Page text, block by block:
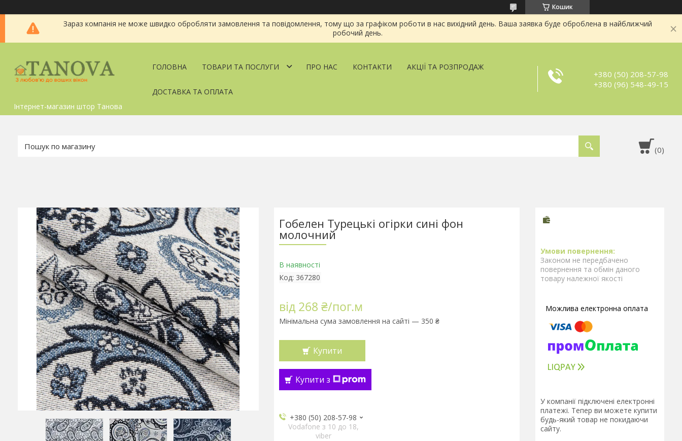
Кошик
Зараз компанія не може швидко обробляти замовлення та повідомлення, тому що за графіком роботи в нас вихідний день. Ваша заявка буде оброблена в найближчий
робочий день.
Інтернет-магазин штор Танова
ГОЛОВНА ТОВАРИ ТА ПОСЛУГИ ПРО НАС КОНТАКТИ АКЦІЇ ТА РОЗПРОДАЖ
ДОСТАВКА ТА ОПЛАТА
+380 (50) 208-57-98
+380 (96) 548-49-15
Гобелен Турецькі огірки сині фон
молочний
В наявності
Код: 367280
від 268 ₴/пог.м
Мінімальна сума замовлення на сайті — 350 ₴
Купити
Купити з
+380 (50) 208-57-98
Vodafone з 10 до 18,
viber
Законом не передбачено
повернення та обмін даного
товару належної якості
У компанії підключені електронні
платежі. Тепер ви можете купити
будь-який товар не покидаючи
сайту.